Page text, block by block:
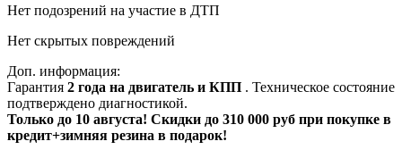
Нет подозрений на участие в ДТП
Нет скрытых повреждений
Доп. информация:
Гарантия 2 года на двигатель и КПП . Техническое состояние
подтверждено диагностикой.
Только до 10 августа! Скидки до 310 000 руб при покупке в
кредит+зимняя резина в подарок!